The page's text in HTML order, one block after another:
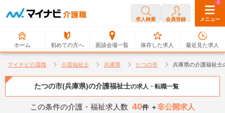
求人検索 会員登録 メニュー
ホーム 初めての方へ 面談会場一覧
0
保存した求人
0
最近見た求人
マイナビ介護職 介護福祉士 兵庫県 たつの市 兵庫県の介護福祉士
たつの市(兵庫県)の介護福祉士の求人・転職一覧
この条件の介護・福祉求人数 40件 ＋非公開求人